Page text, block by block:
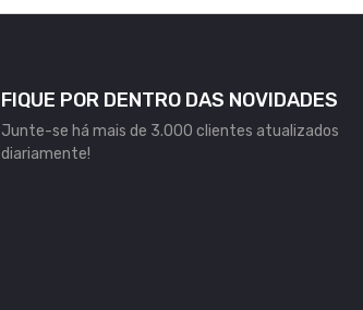
FIQUE POR DENTRO DAS NOVIDADES
Junte-se há mais de 3.000 clientes atualizados
diariamente!